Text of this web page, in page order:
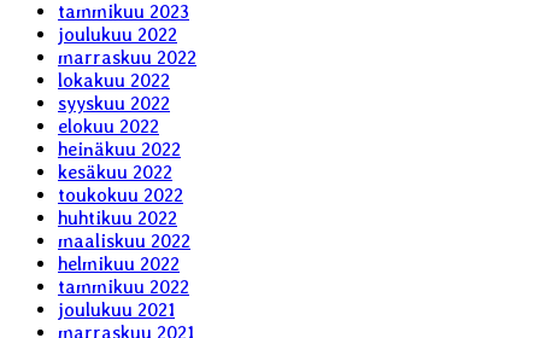
tammikuu 2023
joulukuu 2022
marraskuu 2022
lokakuu 2022
syyskuu 2022
elokuu 2022
heinäkuu 2022
kesäkuu 2022
toukokuu 2022
huhtikuu 2022
maaliskuu 2022
helmikuu 2022
tammikuu 2022
joulukuu 2021
marraskuu 2021